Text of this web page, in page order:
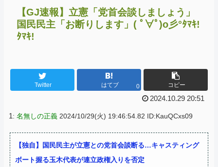
【GJ速報】立憲「党首会談しましょう」
国民民主「お断りします」( ﾟ∀ﾟ)o彡°ﾀﾏｷ!
ﾀﾏｷ!
Twitter はてブ 0 コピー
2024.10.29 20:51
1: 名無しの正義 2024/10/29(火) 19:46:54.82 ID:KauQCxs09
【独自】国民民主が立憲との党首会談断る…キャスティング
ボート握る玉木代表が連立政権入りを否定